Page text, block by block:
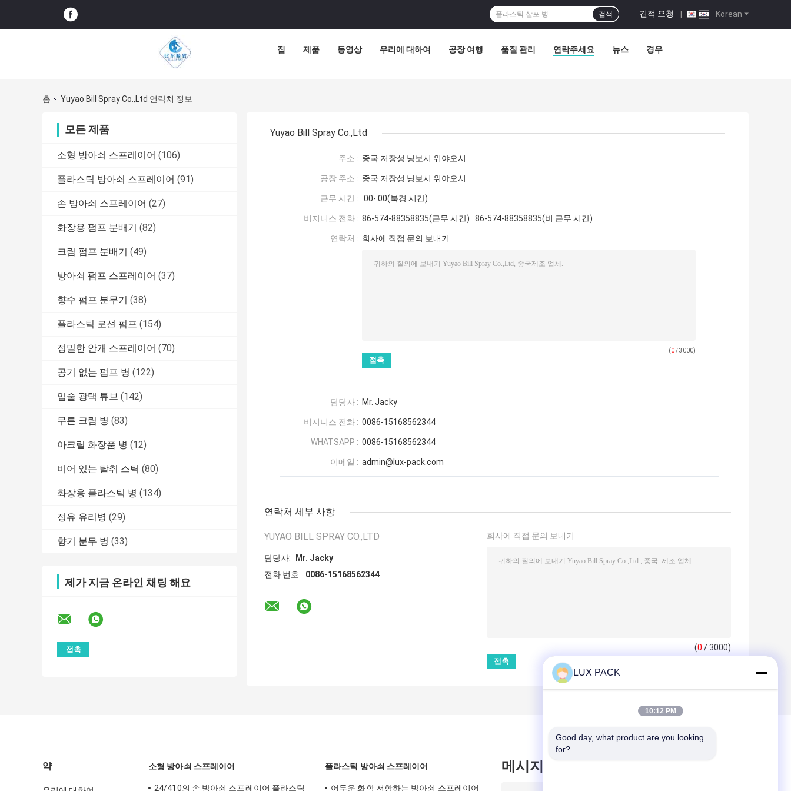
Korean
견적 요청 |
검색
집 제품 동영상 우리에 대하여 공장 여행 품질 관리 연락주세요 뉴스 경우
홈 Yuyao Bill Spray Co.,Ltd 연락처 정보
모든 제품
소형 방아쇠 스프레이어 (106)
플라스틱 방아쇠 스프레이어 (91)
손 방아쇠 스프레이어 (27)
화장용 펌프 분배기 (82)
크림 펌프 분배기 (49)
방아쇠 펌프 스프레이어 (37)
향수 펌프 분무기 (38)
플라스틱 로션 펌프 (154)
정밀한 안개 스프레이어 (70)
공기 없는 펌프 병 (122)
입술 광택 튜브 (142)
무른 크림 병 (83)
아크릴 화장품 병 (12)
비어 있는 탈취 스틱 (80)
화장용 플라스틱 병 (134)
정유 유리병 (29)
향기 분무 병 (33)
제가 지금 온라인 채팅 해요
Yuyao Bill Spray Co.,Ltd
주소 : 중국 저장성 닝보시 위야오시
공장 주소 : 중국 저장성 닝보시 위야오시
근무 시간 : :00-:00(북경 시간)
비지니스 전화 : 86-574-88358835(근무 시간) 86-574-88358835(비 근무 시간)
연락처 : 회사에 직접 문의 보내기
(0/ 3000)
담당자 : Mr. Jacky
비지니스 전화 : 0086-15168562344
WHATSAPP : 0086-15168562344
이메일 : admin@lux-pack.com
연락처 세부 사항
YUYAO BILL SPRAY CO.,LTD
담당자:
Mr. Jacky
전화 번호:
0086-15168562344
회사에 직접 문의 보내기
(0 / 3000)
약 소형 방아쇠 스프레이어
24/410의 손 방아쇠 스프레이어 플라스틱
플라스틱 방아쇠 스프레이어
어두운 화학 저항하는 방아쇠 스프레이어
메시지를 남겨주세요
LUX PACK
10:12 PM
Good day, what product are you looking
for?